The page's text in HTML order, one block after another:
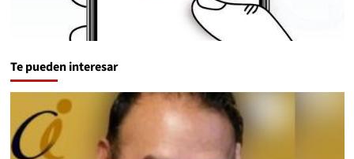
Te pueden interesar